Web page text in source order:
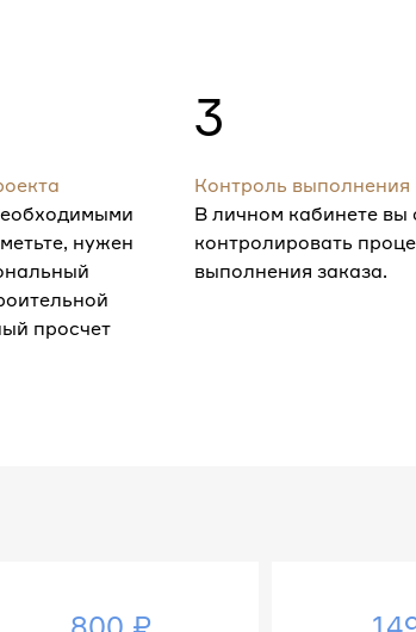
нужен
просчет
3
Контроль выполнения
В личном кабинете вы
контролировать
выполнения заказа.